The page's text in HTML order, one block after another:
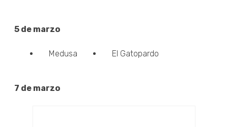
5 de marzo
Medusa El Gatopardo
7 de marzo